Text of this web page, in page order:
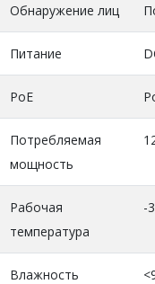
Обнаружение лиц
Питание
PoE
Потребляемая
мощность
Рабочая
температура
-
Влажность